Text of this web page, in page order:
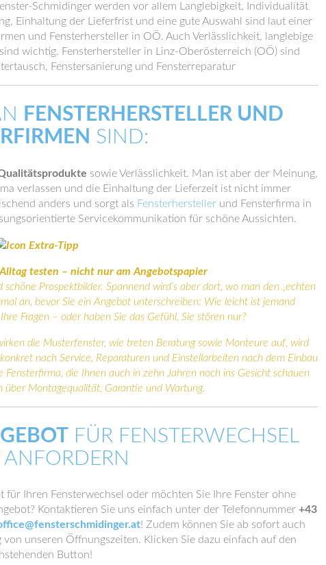
Schmidinger werden vor allem Langlebigkeit, Individualität
Einhaltung der Lieferfrist und eine gute Auswahl sind laut einer
und Fensterhersteller in OÖ. Auch Verlässlichkeit, langlebige
wichtig. Fensterhersteller in Linz-Oberösterreich (OÖ) sind
Fenstersanierung und Fensterreparatur
FENSTERHERSTELLER UND
SIND:
sowie Verlässlichkeit. Man ist aber der Meinung,
verlassen und die Einhaltung der Lieferzeit ist nicht immer
anders und sorgt als Fensterherstellerund Fensterfirma in
Servicekommunikation für schöne Aussichten.
testen – nicht nur am Angebotspapier
Prospektbilder. Spannend wird’s aber dort, wo man den „echten
an, bevor Sie ein Angebot unterschreiben: Wie leicht ist jemand
Fragen – oder haben Sie das Gefühl, Sie stören nur?
die Musterfenster, wie treten Beratung sowie Monteure auf, wird
nach Service, Reparaturen und Einstellarbeiten nach dem Einbau
die Ihnen auch in zehn Jahren noch ins Gesicht schauen
Montagequalität, Garantie und Wartung.
FÜR FENSTERWECHSEL
ANFORDERN
Ihren Fensterwechsel oder möchten Sie Ihre Fenster ohne
Kontaktieren Sie uns einfach unter der Telefonnummer +43
! Zudem können Sie ab sofort auch
unseren Öffnungszeiten. Klicken Sie dazu einfach auf den
Button!